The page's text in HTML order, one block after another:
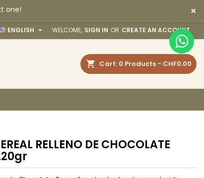
one! ×
WELCOME, SIGN IN OR CREATE AN ACCOUNT
ENGLISH 
Cart 0 Products - CHF0.00
RELLENO DE CHOCOLATE